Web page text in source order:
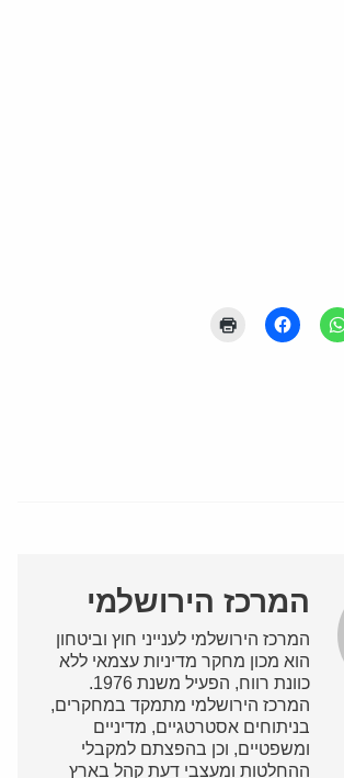
המרכז הירושלמי
המרכז הירושלמי לענייני חוץ וביטחון
הוא מכון מחקר מדיניות עצמאי ללא
כוונת רווח, הפעיל משנת 1976.
המרכז הירושלמי מתמקד במחקרים,
בניתוחים אסטרטגיים, מדיניים
ומשפטיים, וכן בהפצתם למקבלי
ההחלטות ומעצבי דעת קהל בארץ